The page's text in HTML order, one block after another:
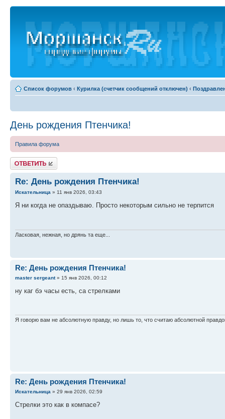
Список форумов ‹ Курилка (счетчик сообщений отключен) ‹
День рождения Птенчика!
Правила форума
Ответить
Re: День рождения Птенчика!
Искательница » 11 янв 2026, 03:43
Я ни когда не опаздываю. Просто некоторым сильно не терпится
Ласковая, нежная, но дрянь та еще...
Re: День рождения Птенчика!
master sergeant» 15 янв 2026, 00:12
ну каг бэ часы есть, са стрелками
Я говорю вам не абсолютную правду, но лишь то, что считаю абсолютной
Re: День рождения Птенчика!
Искательница » 29 янв 2026, 02:59
Стрелки это как в компасе?